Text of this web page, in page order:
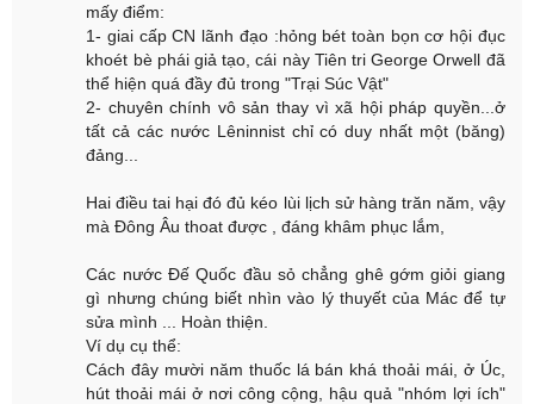
mấy điểm:
1- giai cấp CN lãnh đạo :hỏng bét toàn bọn cơ hội đục
khoét bè phái giả tạo, cái này Tiên tri George Orwell đã
thể hiện quá đầy đủ trong "Trại Súc Vật"
2- chuyên chính vô sản thay vì xã hội pháp quyền...ở
tất cả các nước Lêninnist chỉ có duy nhất một (băng)
đảng...
Hai điều tai hại đó đủ kéo lùi lịch sử hàng trăn năm, vậy
mà Đông Âu thoat được , đáng khâm phục lắm,
Các nước Đế Quốc đầu sỏ chẳng ghê gớm giỏi giang
gì nhưng chúng biết nhìn vào lý thuyết của Mác để tự
sửa mình ... Hoàn thiện.
Ví dụ cụ thể:
Cách đây mười năm thuốc lá bán khá thoải mái, ở Úc,
hút thoải mái ở nơi công cộng, hậu quả "nhóm lợi ích"